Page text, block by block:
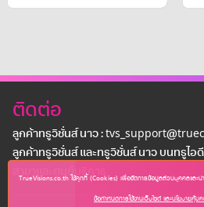
ติดต่อ
ลูกค้าทรูวิชั่นส์ นาว :
ลูกค้าทรูวิชั่นส์ และทรูวิชั่นส์ นาว บนทรูไอ
สาขาเเละศูนย์บริการ
TrueVisions.co.th ใช้คุกกี้ (Cookies) เพื่อจัดการข้อมูลส่วนบุคคลและ
ข้อกำหนดการใช้งานเว็บไซต์ และนโยบาย